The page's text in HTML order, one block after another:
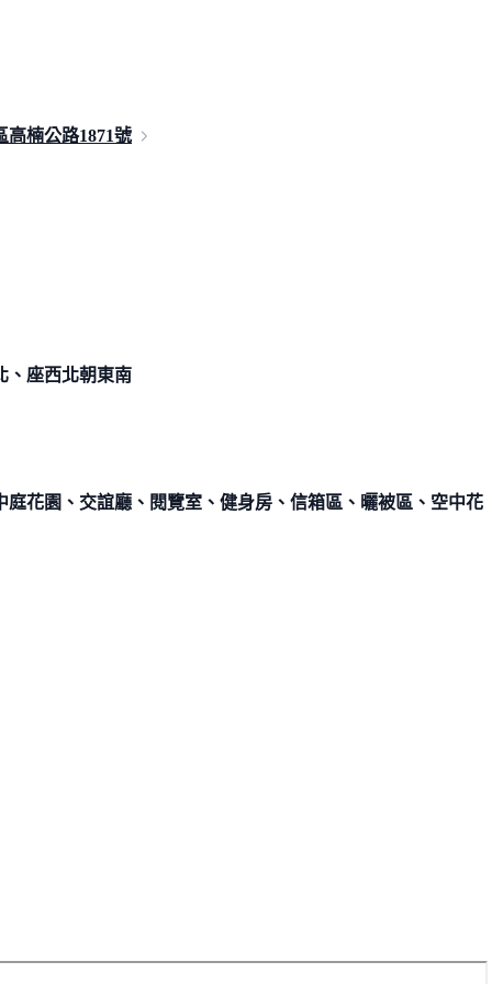
高楠公路1871號
、座西北朝東南
庭花園、交誼廳、閱覽室、健身房、信箱區、曬被區、空中花